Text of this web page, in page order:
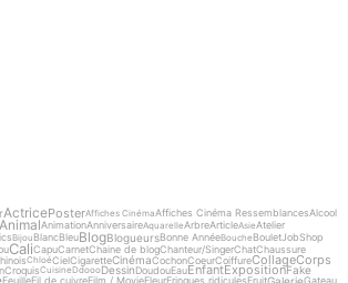
ActricePosterAffiches CinémaAffiches Cinéma RessemblancesAlcool
AnimalAnimationAnniversaireAquarelleArbreArticleAsieAtelier
Bijou BlancBleuBlogBlogueursBonne AnnéeBouche BouletJobShop
CaliCapuCarnetChaine de blogChanteur/SingerChatChaussure
ChloéCielCigaretteCinémaCochonCoeurCoiffureCollageCorps
CroquisCuisineDdoooDessinDoudouEauEnfantExpositionFake
FeuilleFil de cuivreFilm / MovieFleurFringues ridiculesFruit Gateau